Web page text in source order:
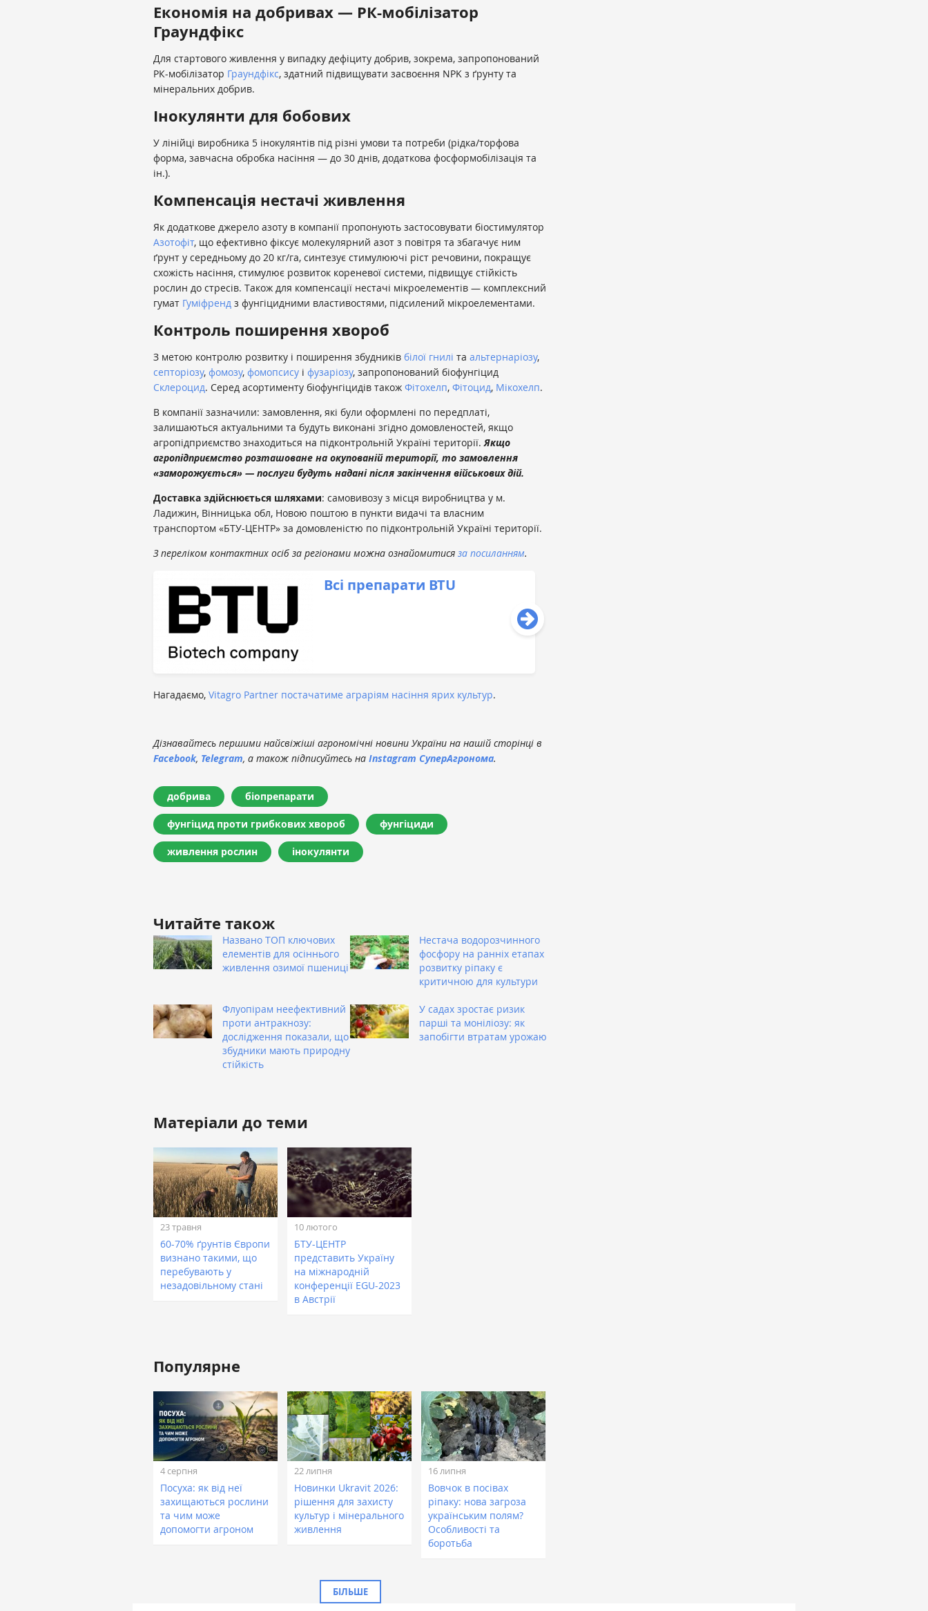
Економія на добривах — РК-мобілізатор
Граундфікс
Для стартового живлення у випадку дефіциту добрив, зокрема, запропонований
РК-мобілізатор Граундфікс, здатний підвищувати засвоєння NPK з ґрунту та
мінеральних добрив.
Інокулянти для бобових
У лінійці виробника 5 інокулянтів під різні умови та потреби (рідка/торфова
форма, завчасна обробка насіння — до 30 днів, додаткова фосформобілізація та
ін.).
Компенсація нестачі живлення
Як додаткове джерело азоту в компанії пропонують застосовувати біостимулятор
Азотофіт, що ефективно фіксує молекулярний азот з повітря та збагачує ним
ґрунт у середньому до 20 кг/га, синтезує стимулюючі ріст речовини, покращує
схожість насіння, стимулює розвиток кореневої системи, підвищує стійкість
рослин до стресів. Також для компенсації нестачі мікроелементів — комплексний
гумат Гуміфренд з фунгіцидними властивостями, підсилений мікроелементами.
Контроль поширення хвороб
З метою контролю розвитку і поширення збудників білої гнилі та альтернаріозу,
септоріозу, фомозу, фомопсису і фузаріозу, запропонований біофунгіцид
Склероцид. Серед асортименту біофунгіцидів також Фітохелп, Фітоцид, Мікохелп.
В компанії зазначили: замовлення, які були оформлені по передплаті,
залишаються актуальними та будуть виконані згідно домовленостей, якщо
агропідприємство знаходиться на підконтрольній Україні території. Якщо
агропідприємство розташоване на окупованій території, то замовлення
«заморожується» — послуги будуть надані після закінчення військових дій.
Доставка здійснюється шляхами: самовивозу з місця виробництва у м.
Ладижин, Вінницька обл, Новою поштою в пункти видачі та власним
транспортом «БТУ-ЦЕНТР» за домовленістю по підконтрольній Україні території.
З переліком контактних осіб за регіонами можна ознайомитися за посиланням.
Всі препарати BTU
Нагадаємо, Vitagro Partner постачатиме аграріям насіння ярих культур.
Дізнавайтесь першими найсвіжіші агрономічні новини України на нашій сторінці в
Facebook, Telegram, а також підписуйтесь на Instagram СуперАгронома.
добрива біопрепарати
фунгіцид проти грибкових хвороб фунгіциди
живлення рослин інокулянти
Читайте також
Названо ТОП ключових
елементів для осіннього
живлення озимої пшениці
Нестача водорозчинного
фосфору на ранніх етапах
розвитку ріпаку є
критичною для культури
Флуопірам неефективний
проти антракнозу:
дослідження показали, що
збудники мають природну
стійкість
У садах зростає ризик
парші та моніліозу: як
запобігти втратам урожаю
Матеріали до теми
23 травня
60-70% ґрунтів Європи
визнано такими, що
перебувають у
незадовільному стані
10 лютого
БТУ-ЦЕНТР
представить Україну
на міжнародній
конференції EGU-2023
в Австрії
Популярне
4 серпня
Посуха: як від неї
захищаються рослини
та чим може
допомогти агроном
22 липня
Новинки Ukravit 2026:
рішення для захисту
культур і мінерального
живлення
16 липня
Вовчок в посівах
ріпаку: нова загроза
українським полям?
Особливості та
боротьба
БІЛЬШЕ